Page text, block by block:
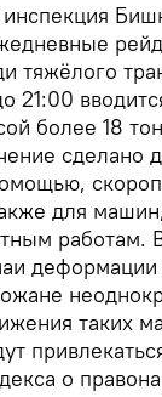
тяжёлого
21:00
более 18
сделано
для
работам.
таких
о